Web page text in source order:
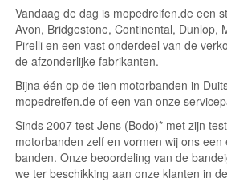
Vandaag de dag is mopedreifen.de een
Avon, Bridgestone, Continental, Dunlop,
Pirelli en een vast onderdeel van de
de afzonderlijke fabrikanten.
Bijna één op de tien motorbanden in
mopedreifen.de of een van onze
Sinds 2007 test Jens (Bodo)* met zijn
motorbanden zelf en vormen wij ons een
banden. Onze beoordeling van de
we ter beschikking aan onze klanten in